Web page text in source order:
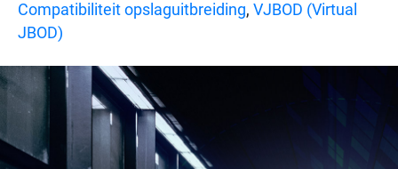
Compatibiliteit opslaguitbreiding, VJBOD (Virtual
JBOD)